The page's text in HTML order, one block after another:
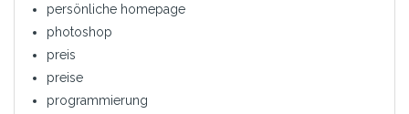
persönliche homepage
photoshop
preis
preise
programmierung